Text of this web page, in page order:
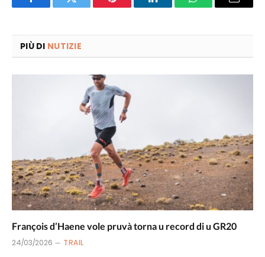
FacebookTwitter Pinterest LinkedInWhatsAppEmail
PIÙ DI NUTIZIE
François d’Haene vole pruvà torna u record di u GR20
24/03/2026 TRAIL